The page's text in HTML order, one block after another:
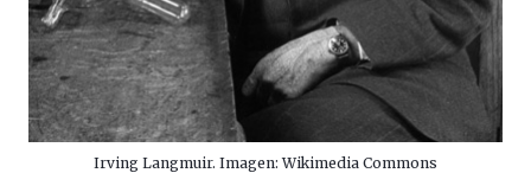
Irving Langmuir. Imagen: Wikimedia Commons